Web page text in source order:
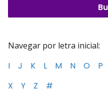
Navegar por letra inicial:
I
J K L M N O P
X
Y Z #